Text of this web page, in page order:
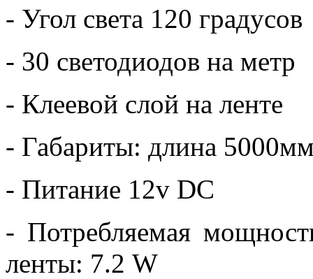
- Угол света 120 градусов
- 30 светодиодов на метр
- Клеевой слой на ленте
- Габариты: длина
- Питание 12v DC
- Потребляемая
ленты: 7.2 W